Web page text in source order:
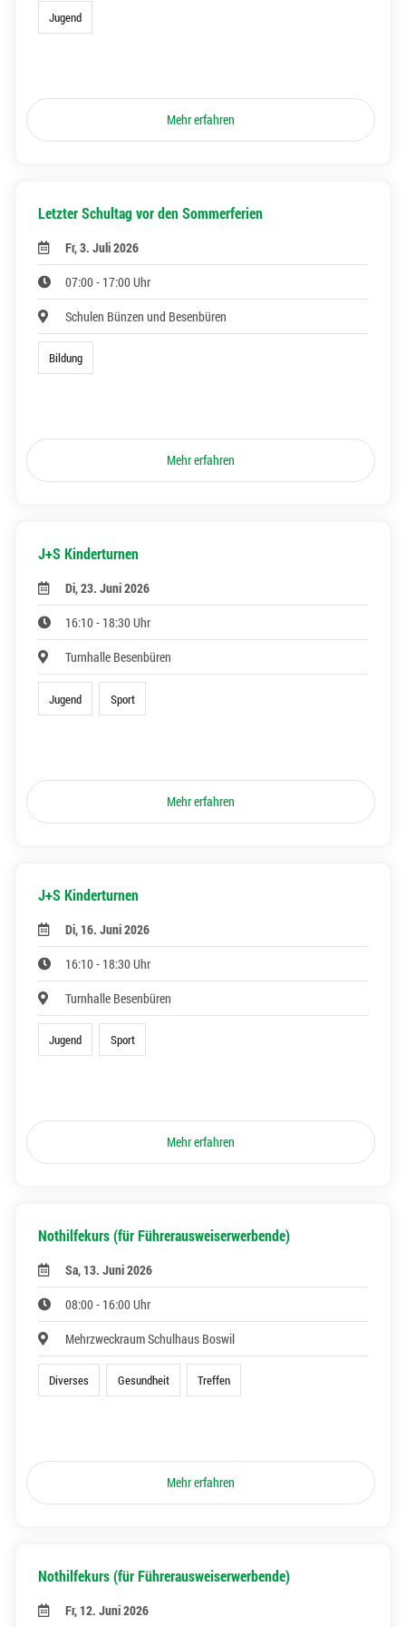
Jugend
Mehr erfahren
Letzter Schultag vor den Sommerferien
Fr, 3. Juli 2026
07:00 - 17:00 Uhr
Schulen Bünzen und Besenbüren
Bildung
Mehr erfahren
J+S Kinderturnen
Di, 23. Juni 2026
16:10 - 18:30 Uhr
Turnhalle Besenbüren
Jugend Sport
Mehr erfahren
J+S Kinderturnen
Di, 16. Juni 2026
16:10 - 18:30 Uhr
Turnhalle Besenbüren
Jugend Sport
Mehr erfahren
Nothilfekurs (für Führerausweiserwerbende)
Sa, 13. Juni 2026
08:00 - 16:00 Uhr
Mehrzweckraum Schulhaus Boswil
Diverses Gesundheit Treffen
Mehr erfahren
Nothilfekurs (für Führerausweiserwerbende)
Fr, 12. Juni 2026